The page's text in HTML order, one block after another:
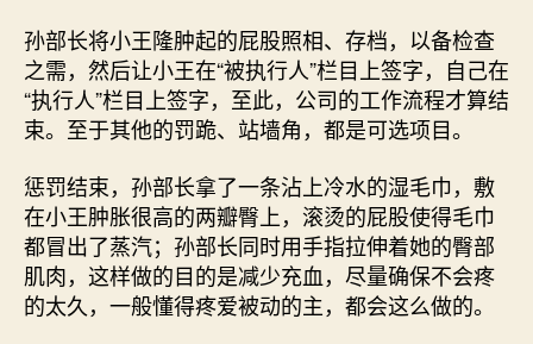
孙部长将小王隆肿起的屁股照相、存档，以备检查
之需，然后让小王在“被执行人”栏目上签字，自己在
“执行人”栏目上签字，至此，公司的工作流程才算结
束。至于其他的罚跪、站墙角，都是可选项目。
惩罚结束，孙部长拿了一条沾上冷水的湿毛巾，敷
在小王肿胀很高的两瓣臀上，滚烫的屁股使得毛巾
都冒出了蒸汽；孙部长同时用手指拉伸着她的臀部
肌肉，这样做的目的是减少充血，尽量确保不会疼
的太久，一般懂得疼爱被动的主，都会这么做的。